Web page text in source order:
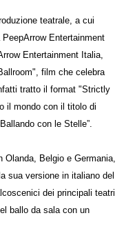
teatrale, a cui
Entertainment
Entertainment Italia,
film che celebra
tratto il format "Strictly
il mondo con il titolo di
con le Stelle”.
Olanda, Belgio e Germania,
sua versione in italiano del
dei principali teatri
ballo da sala con un